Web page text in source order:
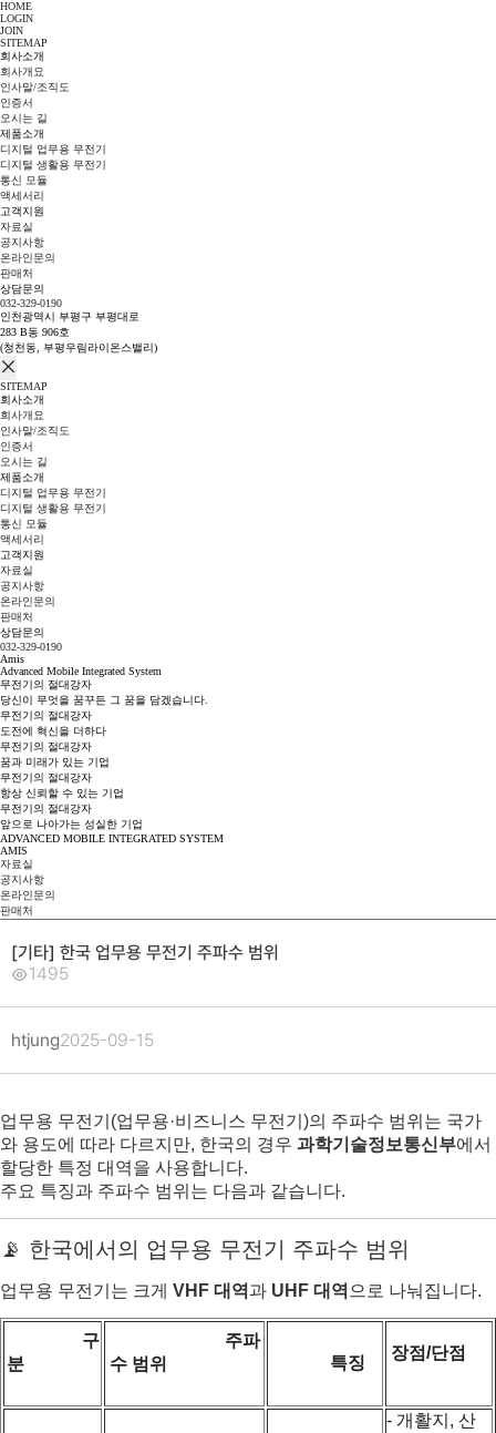
HOME
LOGIN
JOIN
SITEMAP
회사소개
회사개요
인사말/조직도
인증서
오시는 길
제품소개
디지털 업무용 무전기
디지털 생활용 무전기
통신 모듈
액세서리
고객지원
자료실
공지사항
온라인문의
판매처
상담문의
032-329-0190
인천광역시 부평구 부평대로
283 B동 906호
(청천동, 부평우림라이온스밸리)
SITEMAP
회사소개
회사개요
인사말/조직도
인증서
오시는 길
제품소개
디지털 업무용 무전기
디지털 생활용 무전기
통신 모듈
액세서리
고객지원
자료실
공지사항
온라인문의
판매처
상담문의
032-329-0190
Amis
Advanced Mobile Integrated System
무전기의 절대강자
당신이 무엇을 꿈꾸든 그 꿈을 담겠습니다.
무전기의 절대강자
도전에 혁신을 더하다
무전기의 절대강자
꿈과 미래가 있는 기업
무전기의 절대강자
항상 신뢰할 수 있는 기업
무전기의 절대강자
앞으로 나아가는 성실한 기업
ADVANCED MOBILE INTEGRATED SYSTEM
AMIS
자료실
공지사항
온라인문의
판매처
[기타] 한국 업무용 무전기 주파수 범위
1495
htjung2025-09-15
업무용 무전기(업무용·비즈니스 무전기)의 주파수 범위는 국가
와 용도에 따라 다르지만, 한국의 경우 과학기술정보통신부에서
할당한 특정 대역을 사용합니다.
주요 특징과 주파수 범위는 다음과 같습니다.
📡 한국에서의 업무용 무전기 주파수 범위
업무용 무전기는 크게 VHF 대역 과 UHF 대역 으로 나눠집니다.
구
분
주파
수 범위
특징
장점/단점
- 개활지, 산